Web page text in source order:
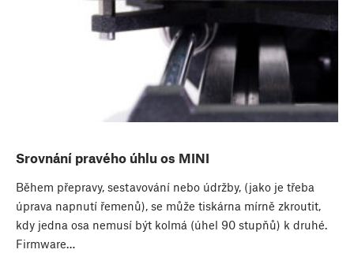
Srovnání pravého úhlu os MINI
Během přepravy, sestavování nebo údržby, (jako je třeba
úprava napnutí řemenů), se může tiskárna mírně zkroutit,
kdy jedna osa nemusí být kolmá (úhel 90 stupňů) k druhé.
Firmware…